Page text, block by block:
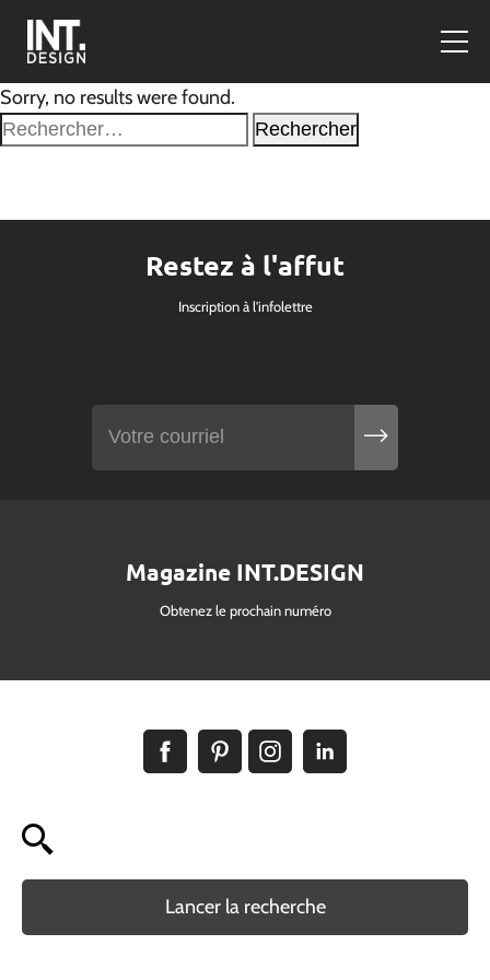
Sorry, no results were found.
Rechercher :
Restez à l'affut
Inscription à l'infolettre
Magazine INT.DESIGN
Obtenez le prochain numéro
Lancer la recherche